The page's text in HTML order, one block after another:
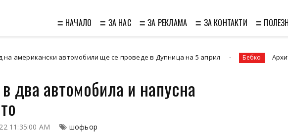
≣ НАЧАЛО ≣ ЗА НАС ≣ ЗА РЕКЛАМА ≣ ЗА КОНТАКТИ ≣
автомобили ще се проведе в Дупница на 5 април Бебко Архитектура
два автомобила и напусна
11:35:00 AM шофьор